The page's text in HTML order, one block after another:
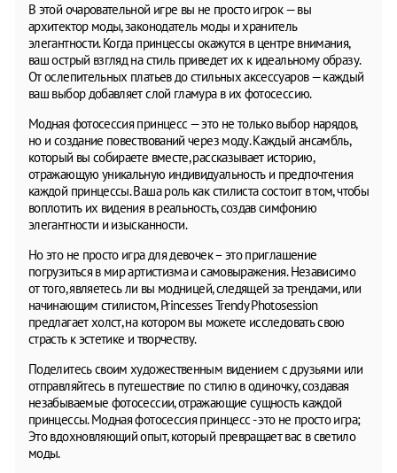
В этой очаровательной игре вы не просто игрок — вы
архитектор моды, законодатель моды и хранитель
элегантности. Когда принцессы окажутся в центре внимания,
ваш острый взгляд на стиль приведет их к идеальному образу.
От ослепительных платьев до стильных аксессуаров — каждый
ваш выбор добавляет слой гламура в их фотосессию.
Модная фотосессия принцесс — это не только выбор нарядов,
но и создание повествований через моду. Каждый ансамбль,
который вы собираете вместе, рассказывает историю,
отражающую уникальную индивидуальность и предпочтения
каждой принцессы. Ваша роль как стилиста состоит в том, чтобы
воплотить их видения в реальность, создав симфонию
элегантности и изысканности.
Но это не просто игра для девочек – это приглашение
погрузиться в мир артистизма и самовыражения. Независимо
от того, являетесь ли вы модницей, следящей за трендами, или
начинающим стилистом, Princesses Trendy Photosession
предлагает холст, на котором вы можете исследовать свою
страсть к эстетике и творчеству.
Поделитесь своим художественным видением с друзьями или
отправляйтесь в путешествие по стилю в одиночку, создавая
незабываемые фотосессии, отражающие сущность каждой
принцессы. Модная фотосессия принцесс - это не просто игра;
Это вдохновляющий опыт, который превращает вас в светило
моды.